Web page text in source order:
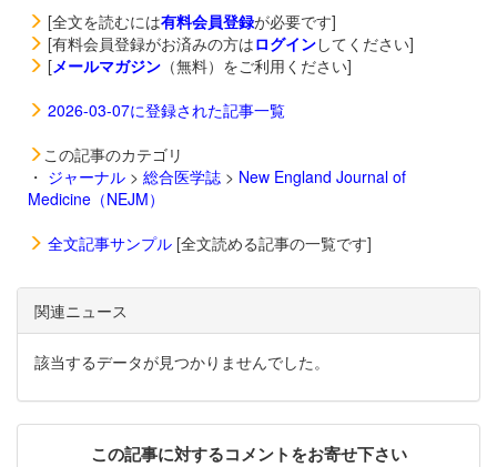
[全文を読むには有料会員登録が必要です]
[有料会員登録がお済みの方はログインしてください]
[メールマガジン （無料）をご利用ください]
2026-03-07に登録された記事一覧
この記事のカテゴリ
・ ジャーナル > 総合医学誌 > New England Journal of
Medicine（NEJM）
全文記事サンプル [全文読める記事の一覧です]
関連ニュース
該当するデータが見つかりませんでした。
この記事に対するコメントをお寄せ下さい